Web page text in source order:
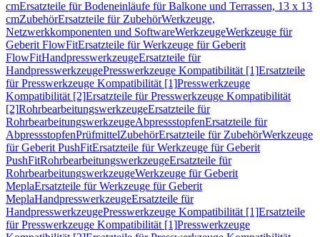
cmErsatzteile für Bodeneinläufe für Balkone und Terrassen, 13 x 13
cmZubehörErsatzteile für ZubehörWerkzeuge,
Netzwerkkomponenten und SoftwareWerkzeugeWerkzeuge für
Geberit FlowFitErsatzteile für Werkzeuge für Geberit
FlowFitHandpresswerkzeugeErsatzteile für
HandpresswerkzeugePresswerkzeuge Kompatibilität [1]Ersatzteile
für Presswerkzeuge Kompatibilität [1]Presswerkzeuge
Kompatibilität [2]Ersatzteile für Presswerkzeuge Kompatibilität
[2]RohrbearbeitungswerkzeugeErsatzteile für
RohrbearbeitungswerkzeugeAbpressstopfenErsatzteile für
AbpressstopfenPrüfmittelZubehörErsatzteile für ZubehörWerkzeuge
für Geberit PushFitErsatzteile für Werkzeuge für Geberit
PushFitRohrbearbeitungswerkzeugeErsatzteile für
RohrbearbeitungswerkzeugeWerkzeuge für Geberit
MeplaErsatzteile für Werkzeuge für Geberit
MeplaHandpresswerkzeugeErsatzteile für
HandpresswerkzeugePresswerkzeuge Kompatibilität [1]Ersatzteile
für Presswerkzeuge Kompatibilität [1]Presswerkzeuge